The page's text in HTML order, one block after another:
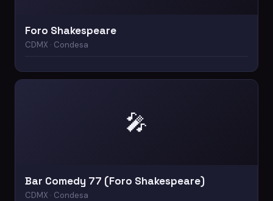
Foro Shakespeare
CDMX · Condesa
🎤
Bar Comedy 77 (Foro Shakespeare)
CDMX · Condesa